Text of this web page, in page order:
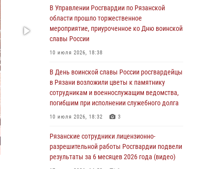
армии Виктор Золотов поздравил
специалистов подразделений тыла с
профессиональным праздником
01 августа 2026, 17:31
историческом музее провели экскурсию по
экспозиции, посвящённой губернской эпохе
31 июля 2026, 07:45 2
В Управлении Росгвардии по Рязанской
военнослужащих государственными
29 июля 2026, 15:49 1
В Управлении Росгвардии по Рязанской
области прошло торжественное
мероприятие, приуроченное ко Дню воинской
славы России
10 июля 2026, 18:38
В День воинской славы России росгвардейцы
в Рязани возложили цветы к памятнику
сотрудникам и военнослужащим ведомства,
погибшим при исполнении служебного долга
10 июля 2026, 18:32 3
Рязанские сотрудники лицензионно-
разрешительной работы Росгвардии подвели
результаты за 6 месяцев 2026 года (видео)